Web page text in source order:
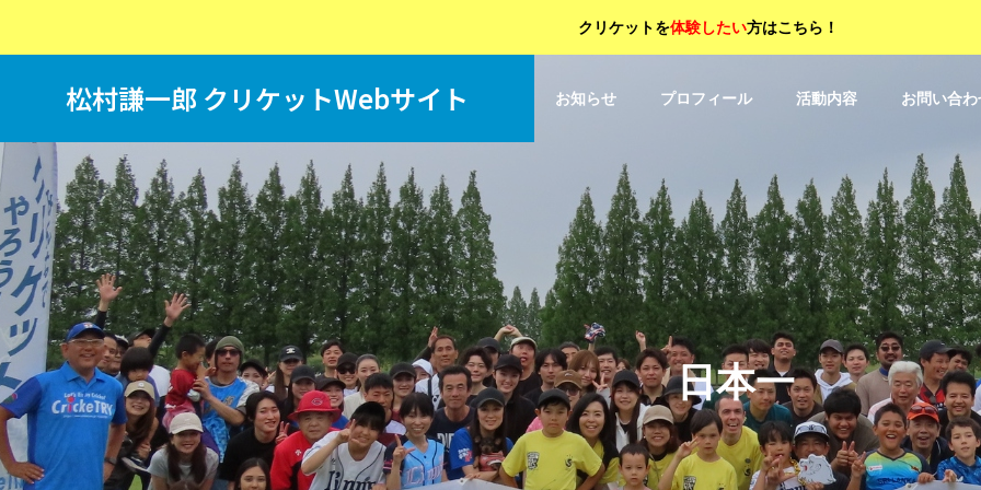
クリケットを体験したい方はこちら！
松村謙一郎 クリケットWebサイト お知らせ プロフィール 活動内容 お問い合わ
日本一